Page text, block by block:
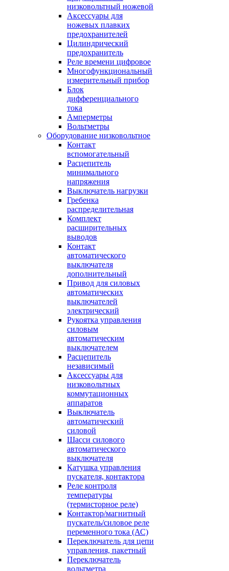
низковольтный ножевой
Аксессуары для
ножевых плавких
предохранителей
Цилиндрический
предохранитель
Реле времени цифровое
Многофункциональный
измерительный прибор
Блок
дифференциального
тока
Амперметры
Вольтметры
Оборудование низковольтное
Контакт
вспомогательный
Расцепитель
минимального
напряжения
Выключатель нагрузки
Гребенка
распределительная
Комплект
расширительных
выводов
Контакт
автоматического
выключателя
дополнительный
Привод для силовых
автоматических
выключателей
электрический
Рукоятка управления
силовым
автоматическим
выключателем
Расцепитель
независимый
Аксессуары для
низковольтных
коммутационных
аппаратов
Выключатель
автоматический
силовой
Шасси силового
автоматического
выключателя
Катушка управления
пускателя, контактора
Реле контроля
температуры
(термисторное реле)
Контактор/магнитный
пускатель/силовое реле
переменного тока (АС)
Переключатель для цепи
управления, пакетный
Переключатель
вольтметра